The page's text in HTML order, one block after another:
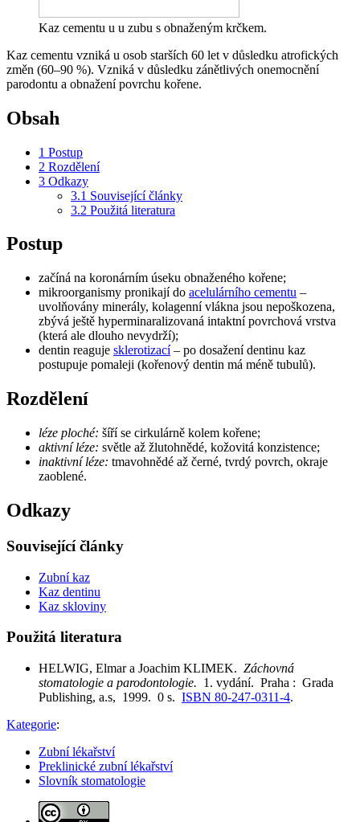
Kaz cementu u u zubu s obnaženým krčkem.
Kaz cementu vzniká u osob starších 60 let v důsledku atrofických
změn (60–90 %). Vzniká v důsledku zánětlivých onemocnění
parodontu a obnažení povrchu kořene.
Obsah
1 Postup
2 Rozdělení
3 Odkazy
3.1 Související články
3.2 Použitá literatura
Postup
začíná na koronárním úseku obnaženého kořene;
mikroorganismy pronikají do acelulárního cementu –
uvolňovány minerály, kolagenní vlákna jsou nepoškozena,
zbývá ještě hyperminaralizovaná intaktní povrchová vrstva
(která ale dlouho nevydrží);
dentin reaguje sklerotizací– po dosažení dentinu kaz
postupuje pomaleji (kořenový dentin má méně tubulů).
Rozdělení
léze ploché: šíří se cirkulárně kolem kořene;
aktivní léze: světle až žlutohnědé, kožovitá konzistence;
inaktivní léze: tmavohnědé až černé, tvrdý povrch, okraje
zaoblené.
Odkazy
Související články
Zubní kaz
Kaz dentinu
Kaz skloviny
Použitá literatura
HELWIG, Elmar a Joachim KLIMEK. Záchovná
stomatologie a parodontologie. 1. vydání. Praha : Grada
Publishing, a.s, 1999. 0 s. ISBN 80-247-0311-4.
Kategorie:
Zubní lékařství
Preklinické zubní lékařství
Slovník stomatologie